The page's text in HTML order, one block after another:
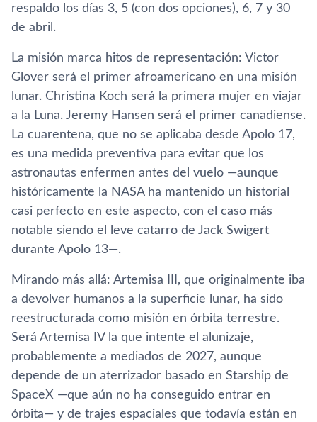
respaldo los días 3, 5 (con dos opciones), 6, 7 y 30
de abril.
La misión marca hitos de representación: Victor
Glover será el primer afroamericano en una misión
lunar. Christina Koch será la primera mujer en viajar
a la Luna. Jeremy Hansen será el primer canadiense.
La cuarentena, que no se aplicaba desde Apolo 17,
es una medida preventiva para evitar que los
astronautas enfermen antes del vuelo —aunque
históricamente la NASA ha mantenido un historial
casi perfecto en este aspecto, con el caso más
notable siendo el leve catarro de Jack Swigert
durante Apolo 13—.
Mirando más allá: Artemisa III, que originalmente iba
a devolver humanos a la superficie lunar, ha sido
reestructurada como misión en órbita terrestre.
Será Artemisa IV la que intente el alunizaje,
probablemente a mediados de 2027, aunque
depende de un aterrizador basado en Starship de
SpaceX —que aún no ha conseguido entrar en
órbita— y de trajes espaciales que todavía están en